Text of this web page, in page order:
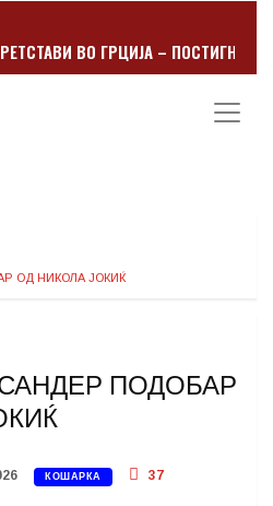
ВО ГРЦИЈА – ПОСТИГНА
ОД НИКОЛА ЈОКИЌ
ПОДОБАР
КОШАРКА 37